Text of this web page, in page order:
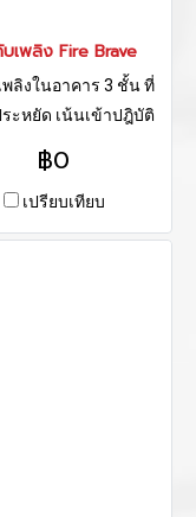
มาตรฐาน EN 15090 :
เพลิง Fire Brave
ลิงในอาคาร 3 ชั้น ที่
ะหยัด เน้นเข้าปฎิบัติ
ดับเพลิงนอกอาคาร
฿0
เปรียบเทียบ